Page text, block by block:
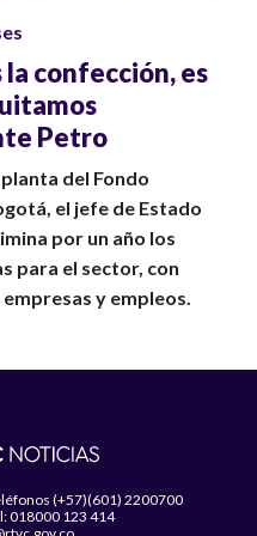
confección, es
Petro
del Fondo
el jefe de Estado
por un año los
para el sector, con
y empleos.
(+57)(601) 2200700
018000 123 414